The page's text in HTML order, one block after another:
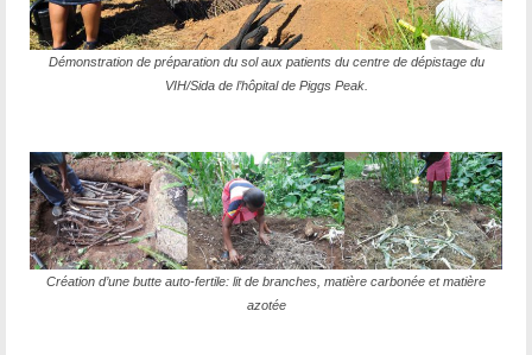
Démonstration de préparation du sol aux patients du centre de dépistage du
VIH/Sida de l’hôpital de Piggs Peak.
Création d’une butte auto-fertile: lit de branches, matière carbonée et matière
azotée